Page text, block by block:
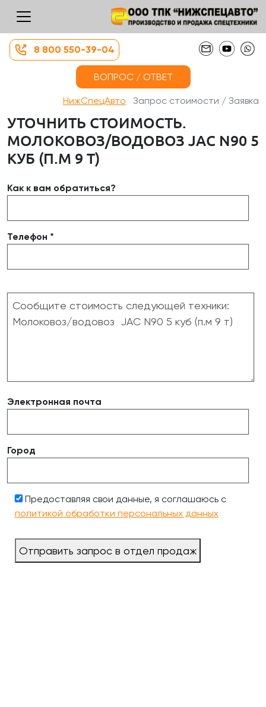
8 800 550-39-04
ВОПРОС / ОТВЕТ
НижСпецАвто Запрос стоимости / Заявка
УТОЧНИТЬ СТОИМОСТЬ.
МОЛОКОВОЗ/ВОДОВОЗ JAC N90 5
КУБ (П.М 9 Т)
Как к вам обратиться?
Телефон *
Электронная почта
Город
Предоставляя свои данные, я соглашаюсь с
политикой обработки персональных данных
Отправить запрос в отдел продаж